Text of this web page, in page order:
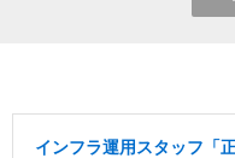
インフラ運用スタッフ「